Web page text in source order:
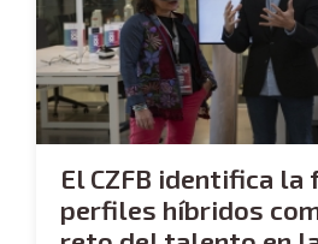
El CZFB identifica la
perfiles híbridos